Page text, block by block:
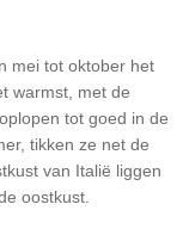
mei tot oktober het
warmst, met de
tot goed in de
tikken ze net de
van Italië liggen
oostkust.